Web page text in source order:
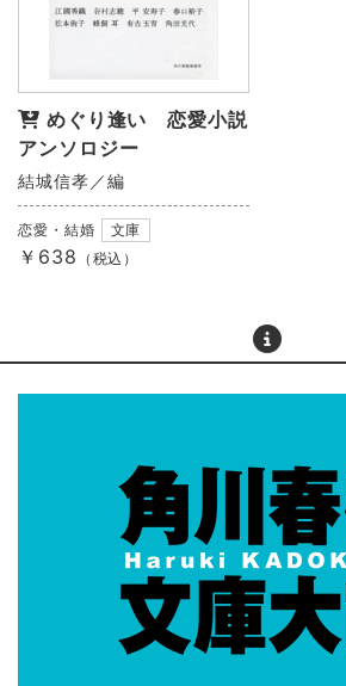
めぐり逢い 恋愛小説
アンソロジー
結城信孝／編
恋愛・結婚 文庫
￥638 （税込）